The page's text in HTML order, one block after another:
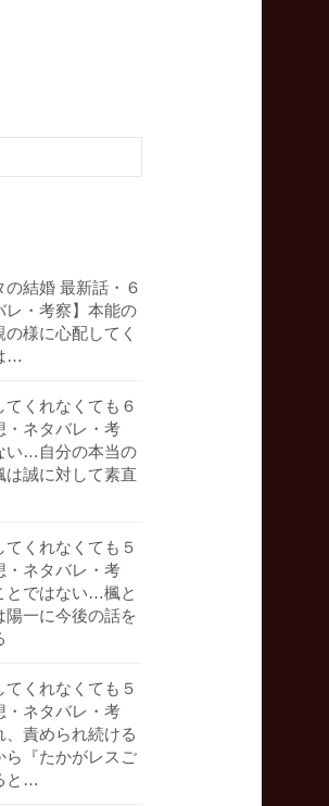
の結婚 最新話・６
レ・考察】本能の
様に心配してく
…
てくれなくても６
・ネタバレ・考
い…自分の本当の
は誠に対して素直
てくれなくても５
・ネタバレ・考
とではない…楓と
陽一に今後の話を
てくれなくても５
・ネタバレ・考
責められ続ける
ら『たかがレスご
と…